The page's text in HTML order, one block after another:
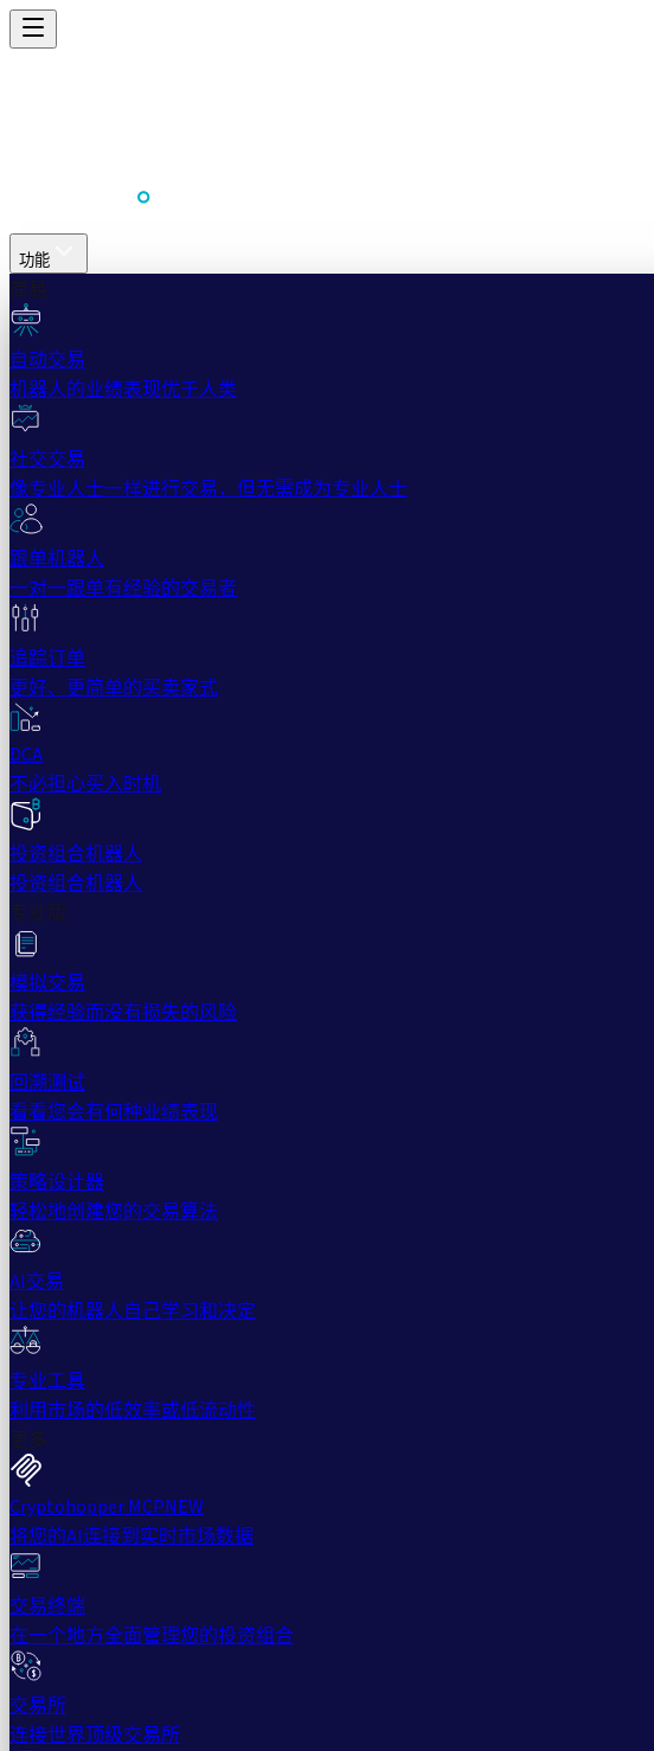
功能
简易
自动交易
机器人的业绩表现优于人类
社交交易
像专业人士一样进行交易，但无需成为专业人士
跟单机器人
一对一跟单有经验的交易者
追踪订单
更好、更简单的买卖家式
DCA
不必担心买入时机
投资组合机器人
投资组合机器人
专业版
模拟交易
获得经验而没有损失的风险
回溯测试
看看您会有何种业绩表现
策略设计器
轻松地创建您的交易算法
AI交易
让您的机器人自己学习和决定
专业工具
利用市场的低效率或低流动性
更多
Cryptohopper MCPNEW
将您的AI连接到实时市场数据
交易终端
在一个地方全面管理您的投资组合
交易所
连接世界顶级交易所